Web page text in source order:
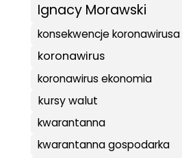
Ignacy Morawski
konsekwencje koronawirusa
koronawirus
koronawirus ekonomia
kursy walut
kwarantanna
kwarantanna gospodarka